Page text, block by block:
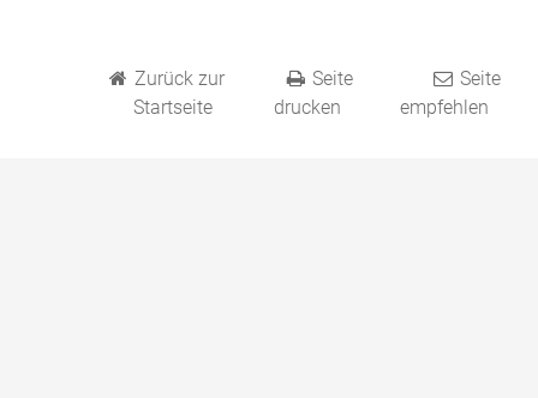
Zurück zur
Startseite
Seite
drucken
Seite
empfehlen